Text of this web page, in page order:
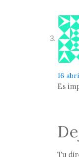
16
Es
Tu